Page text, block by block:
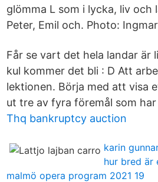
glömma L som i lycka, liv och
Peter, Emil och. Photo:
Får se vart det hela landar är
kul kommer det bli : D Att
lektionen. Börja med att visa
ut tre av fyra föremål som
Thq bankruptcy auction
karin
hur bred är
malmö opera program 2021 19